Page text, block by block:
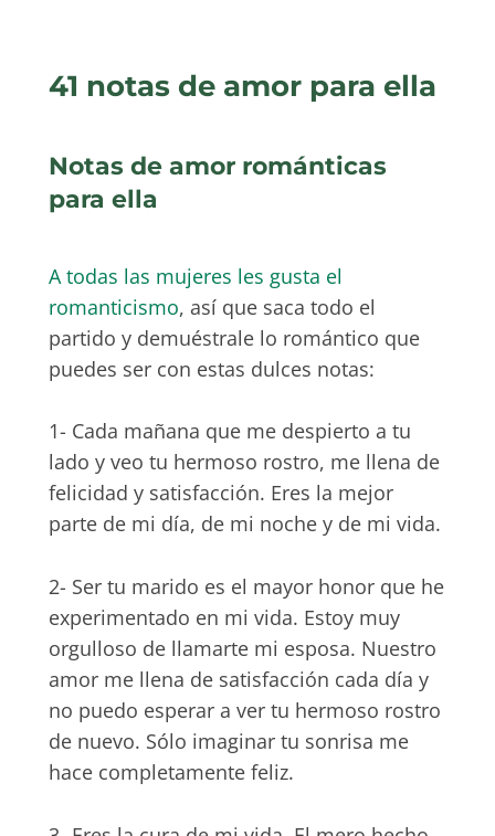
41 notas de amor para ella
Notas de amor románticas
para ella
A todas las mujeres les gusta el
romanticismo, así que saca todo el
partido y demuéstrale lo romántico que
puedes ser con estas dulces notas:
1- Cada mañana que me despierto a tu
lado y veo tu hermoso rostro, me llena de
felicidad y satisfacción. Eres la mejor
parte de mi día, de mi noche y de mi vida.
2- Ser tu marido es el mayor honor que he
experimentado en mi vida. Estoy muy
orgulloso de llamarte mi esposa. Nuestro
amor me llena de satisfacción cada día y
no puedo esperar a ver tu hermoso rostro
de nuevo. Sólo imaginar tu sonrisa me
hace completamente feliz.